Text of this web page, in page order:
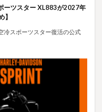
ーツスター XL883が2027年
冷スポーツスター復活の公式